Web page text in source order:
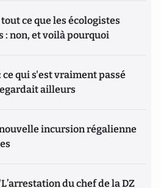
ce que les écologistes
: non, et voilà pourquoi
qui s'est vraiment passé
ailleurs
incursion régalienne
du chef de la DZ